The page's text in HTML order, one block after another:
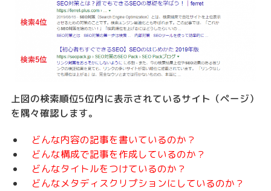
上図の検索順位5位内に表示されているサイト（ページ）
を隅々確認します。
どんな内容の記事を書いているのか？
どんな構成で記事を作成しているのか？
どんなタイトルをつけているのか？
どんなメタディスクリプションにしているのか？